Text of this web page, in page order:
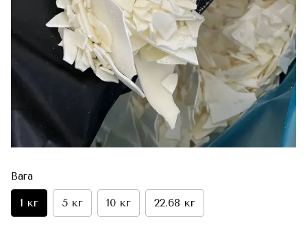
Вага
1 кг 5 кг 10 кг 22.68 кг